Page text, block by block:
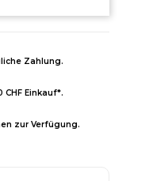
Zahlung.
Einkauf*.
zur Verfügung.